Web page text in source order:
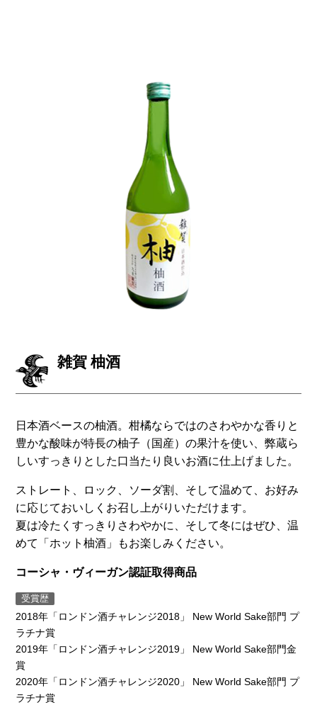
雑賀 柚酒
日本酒ベースの柚酒。柑橘ならではのさわやかな香りと
豊かな酸味が特長の柚子（国産）の果汁を使い、弊蔵ら
しいすっきりとした口当たり良いお酒に仕上げました。
ストレート、ロック、ソーダ割、そして温めて、お好み
に応じておいしくお召し上がりいただけます。
夏は冷たくすっきりさわやかに、そして冬にはぜひ、温
めて「ホット柚酒」もお楽しみください。
コーシャ・ヴィーガン認証取得商品
受賞歴
2018年「ロンドン酒チャレンジ2018」 New World Sake部門 プ
ラチナ賞
2019年「ロンドン酒チャレンジ2019」 New World Sake部門金
賞
2020年「ロンドン酒チャレンジ2020」 New World Sake部門 プ
ラチナ賞